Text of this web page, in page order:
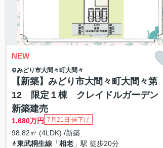
NEW
みどり市大間々町大間々
【新築】みどり市大間々町大間々第
12 限定１棟 クレイドルガーデン
新築建売
1,680万円 7月21日 値下げ
98.82㎡ (4LDK) /新築
東武桐生線「相老」駅 徒歩20分